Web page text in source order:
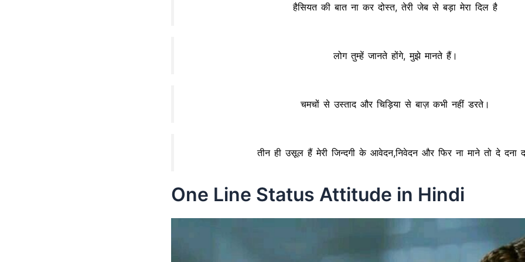
हैसियत की बात ना कर दोस्त, तेरी जेब से बड़ा मेरा दिल है
लोग तुम्हें जानते होंगे, मुझे मानते हैं।
चमचों से उस्ताद और चिड़िया से बाज़ कभी नहीं डरते।
तीन ही उसूल हैं मेरी जिन्दगी के आवेदन,निवेदन और फिर ना माने तो दे दना
One Line Status Attitude in Hindi